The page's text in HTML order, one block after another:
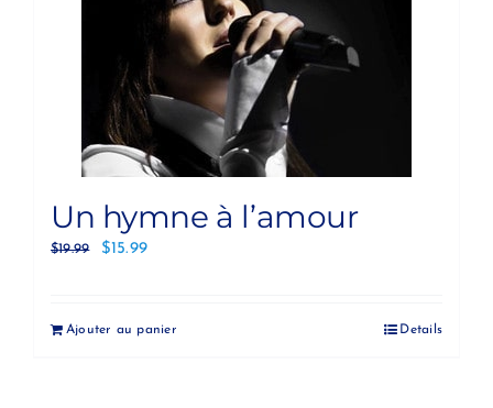
Un hymne à l’amour
$19.99 $15.99
Ajouter au panier Details